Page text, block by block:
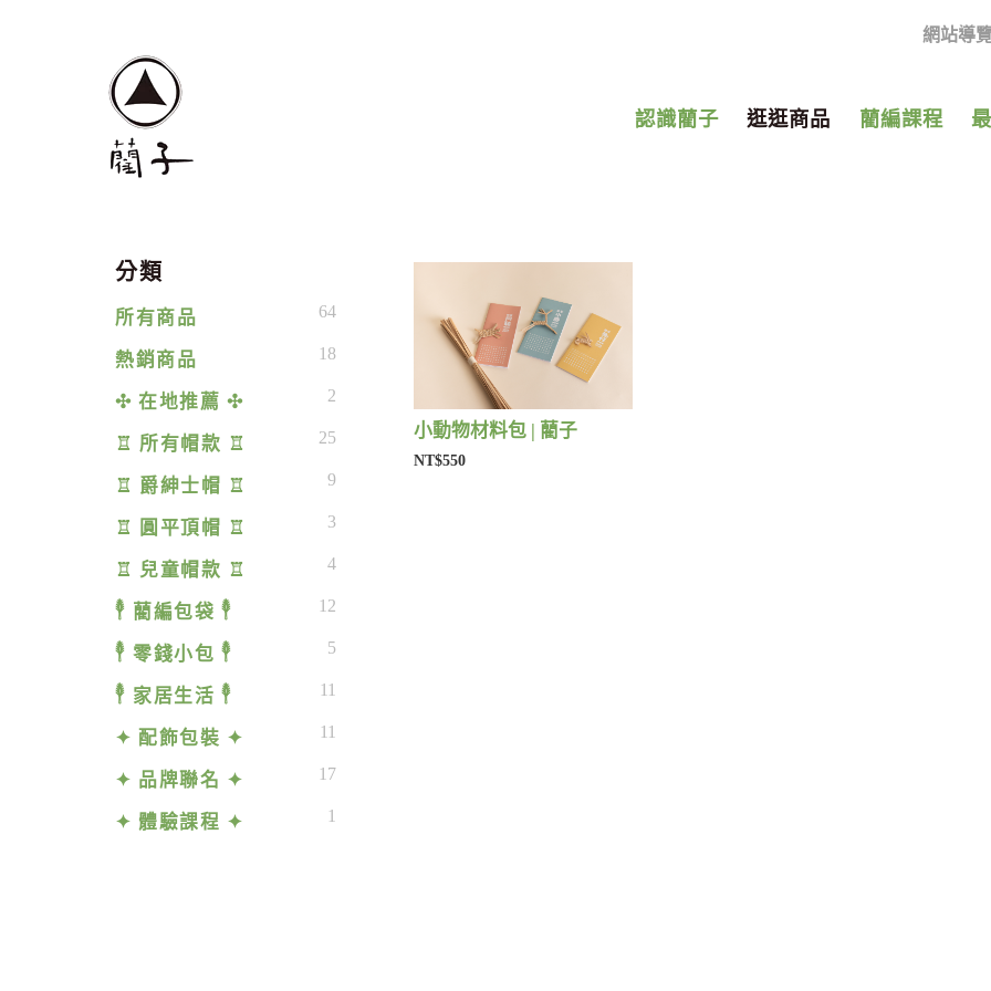
網站導
認識藺子 逛逛商品 藺編課程
分類
所有商品 64
熱銷商品 18
✣ 在地推薦 ✣ 2
♖ 所有帽款 ♖ 25
♖ 爵紳士帽 ♖ 9
♖ 圓平頂帽 ♖ 3
♖ 兒童帽款 ♖ 4
𓇣 藺編包袋 𓇣 12
𓇣 零錢小包 𓇣 5
𓇣 家居生活 𓇣 11
✦ 配飾包裝 ✦ 11
✦ 品牌聯名 ✦ 17
✦ 體驗課程 ✦ 1
小動物材料包 | 藺子
NT$550